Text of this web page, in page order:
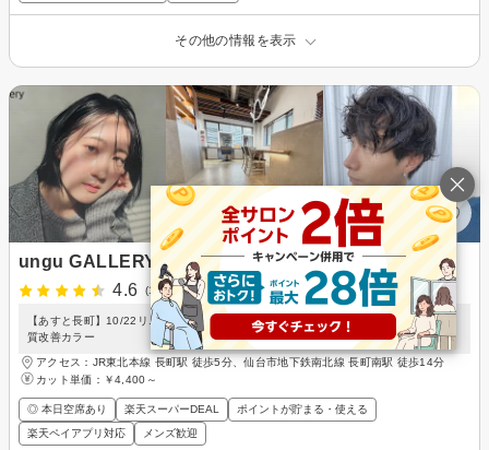
その他の情報を表示
ungu GALLERY
4.6
(140件)
【あすと長町】10/22リニューアルオープン！髪質改善/白髪ぼかし/透明感カラー/髪
質改善カラー
アクセス：JR東北本線 長町駅 徒歩5分、仙台市地下鉄南北線 長町南駅 徒歩14分
カット単価： ￥4,400～
◎ 本日空席あり 楽天スーパーDEAL
ポイントが貯まる・使える
楽天ペイアプリ対応
メンズ歓迎